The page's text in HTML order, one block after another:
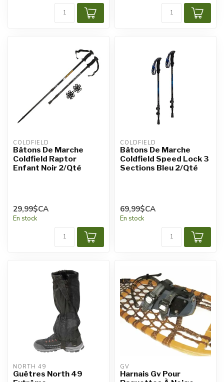
COLDFIELD
Bâtons De Marche
Coldfield Raptor
Enfant Noir 2/Qté
29,99$CA
En stock
COLDFIELD
Bâtons De Marche
Coldfield Speed Lock 3
Sections Bleu 2/Qté
69,99$CA
En stock
NORTH 49
Guêtres North 49
GV
Harnais Gv Pour